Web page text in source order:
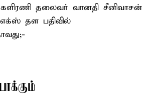
தலைவர் வானதி சீனிவாசன்
தள பதிவில்